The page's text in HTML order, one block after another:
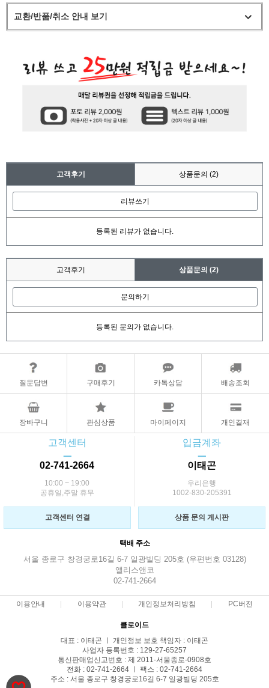
교환/반품/취소 안내 보기
고객후기 상품문의 (2)
리뷰쓰기
등록된 리뷰가 없습니다.
고객후기 상품문의 (2)
문의하기
등록된 문의가 없습니다.
질문답변 구매후기 카톡상담 배송조회
장바구니 관심상품 마이페이지 개인결재
고객센터
ㅡ
02-741-2664
10:00 ~ 19:00
공휴일,주말 휴무
입금계좌
ㅡ
이태곤
우리은행
1002-830-205391
고객센터 연결 상품 문의 게시판
택배 주소
서울 종로구 창경궁로16길 6-7 일광빌딩 205호 (우편번호 03128)
앨리스앤코
02-741-2664
이용안내 이용약관 개인정보처리방침 PC버전
클로이드
대표 : 이태곤 ㅣ 개인정보 보호 책임자 : 이태곤
사업자 등록번호 : 129-27-65257
통신판매업신고번호 : 제 2011-서울종로-0908호
전화 : 02-741-2664 ㅣ 팩스 : 02-741-2664
주소 : 서울 종로구 창경궁로16길 6-7 일광빌딩 205호